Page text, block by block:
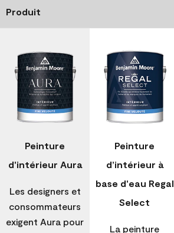
Produit
Peinture
d'intérieur Aura
Les designers et
consommateurs
exigent Aura pour
Peinture
d’intérieur à
base d'eau Regal
Select
La peinture